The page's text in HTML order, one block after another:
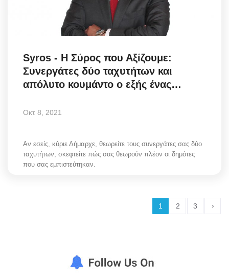
Syros - Η Σύρος που Αξίζουμε:
Συνεργάτες δύο ταχυτήτων και
απόλυτο κουμάντο ο εξής ένας…
Οκτ 8, 2021
Αν εσείς, κύριε Δήμαρχε, θεωρείτε τους συνεργάτες σας δύο
ταχυτήτων, σκεφτείτε πώς σας θεωρούν πλέον οι δημότες
που σας εμπιστεύτηκαν.
1 2 3 ›